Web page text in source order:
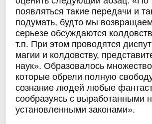
появляться такие передачи и
подумать, будто мы
серьезе обсуждаются
т.п. При этом проводятся
магии и колдовству,
наук». Образовалось
которые обрели полную
сознание людей любые
сообразуясь с выработанными
установленными законами».